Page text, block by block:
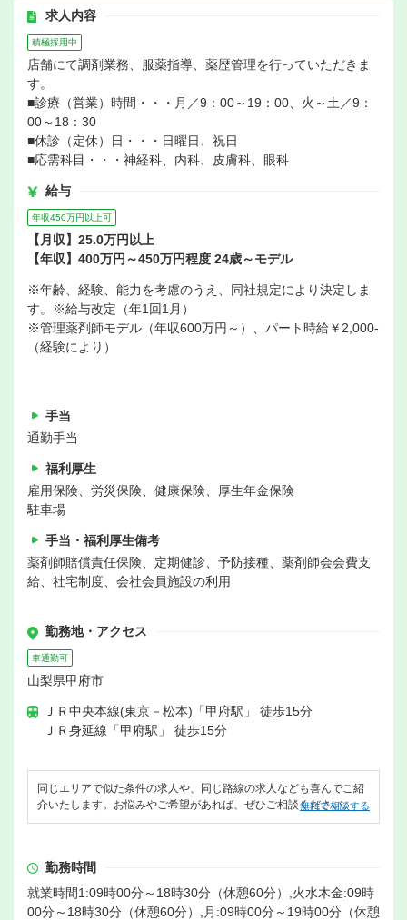
求人内容
積極採用中
店舗にて調剤業務、服薬指導、薬歴管理を行っていただきま
す。
■診療（営業）時間・・・月／9：00～19：00、火～土／9：
00～18：30
■休診（定休）日・・・日曜日、祝日
■応需科目・・・神経科、内科、皮膚科、眼科
給与
年収450万円以上可
【月収】25.0万円以上
【年収】400万円～450万円程度 24歳～モデル
※年齢、経験、能力を考慮のうえ、同社規定により決定しま
す。※給与改定（年1回1月）
※管理薬剤師モデル（年収600万円～）、パート時給￥2,000-
（経験により）
手当
通勤手当
福利厚生
雇用保険、労災保険、健康保険、厚生年金保険
駐車場
手当・福利厚生備考
薬剤師賠償責任保険、定期健診、予防接種、薬剤師会会費支
給、社宅制度、会社会員施設の利用
勤務地・アクセス
車通勤可
山梨県甲府市
ＪＲ中央本線(東京－松本)「甲府駅」 徒歩15分
ＪＲ身延線「甲府駅」 徒歩15分
同じエリアで似た条件の求人や、同じ路線の求人なども喜んでご紹
介いたします。お悩みやご希望があれば、ぜひご相談ください。
無料で相談する
勤務時間
就業時間1:09時00分～18時30分（休憩60分）,火水木金:09時
00分～18時30分（休憩60分）,月:09時00分～19時00分（休憩